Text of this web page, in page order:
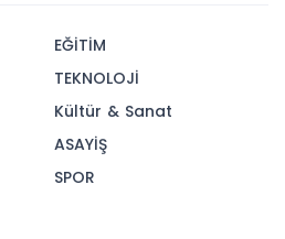
EĞİTİM
TEKNOLOJİ
Kültür & Sanat
ASAYİŞ
SPOR